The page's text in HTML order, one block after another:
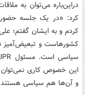
دراین‌باره می‌توان به
کشورهاست و
این خصوص کاری نمی‌توان
و آن‌ها هم سیاسی